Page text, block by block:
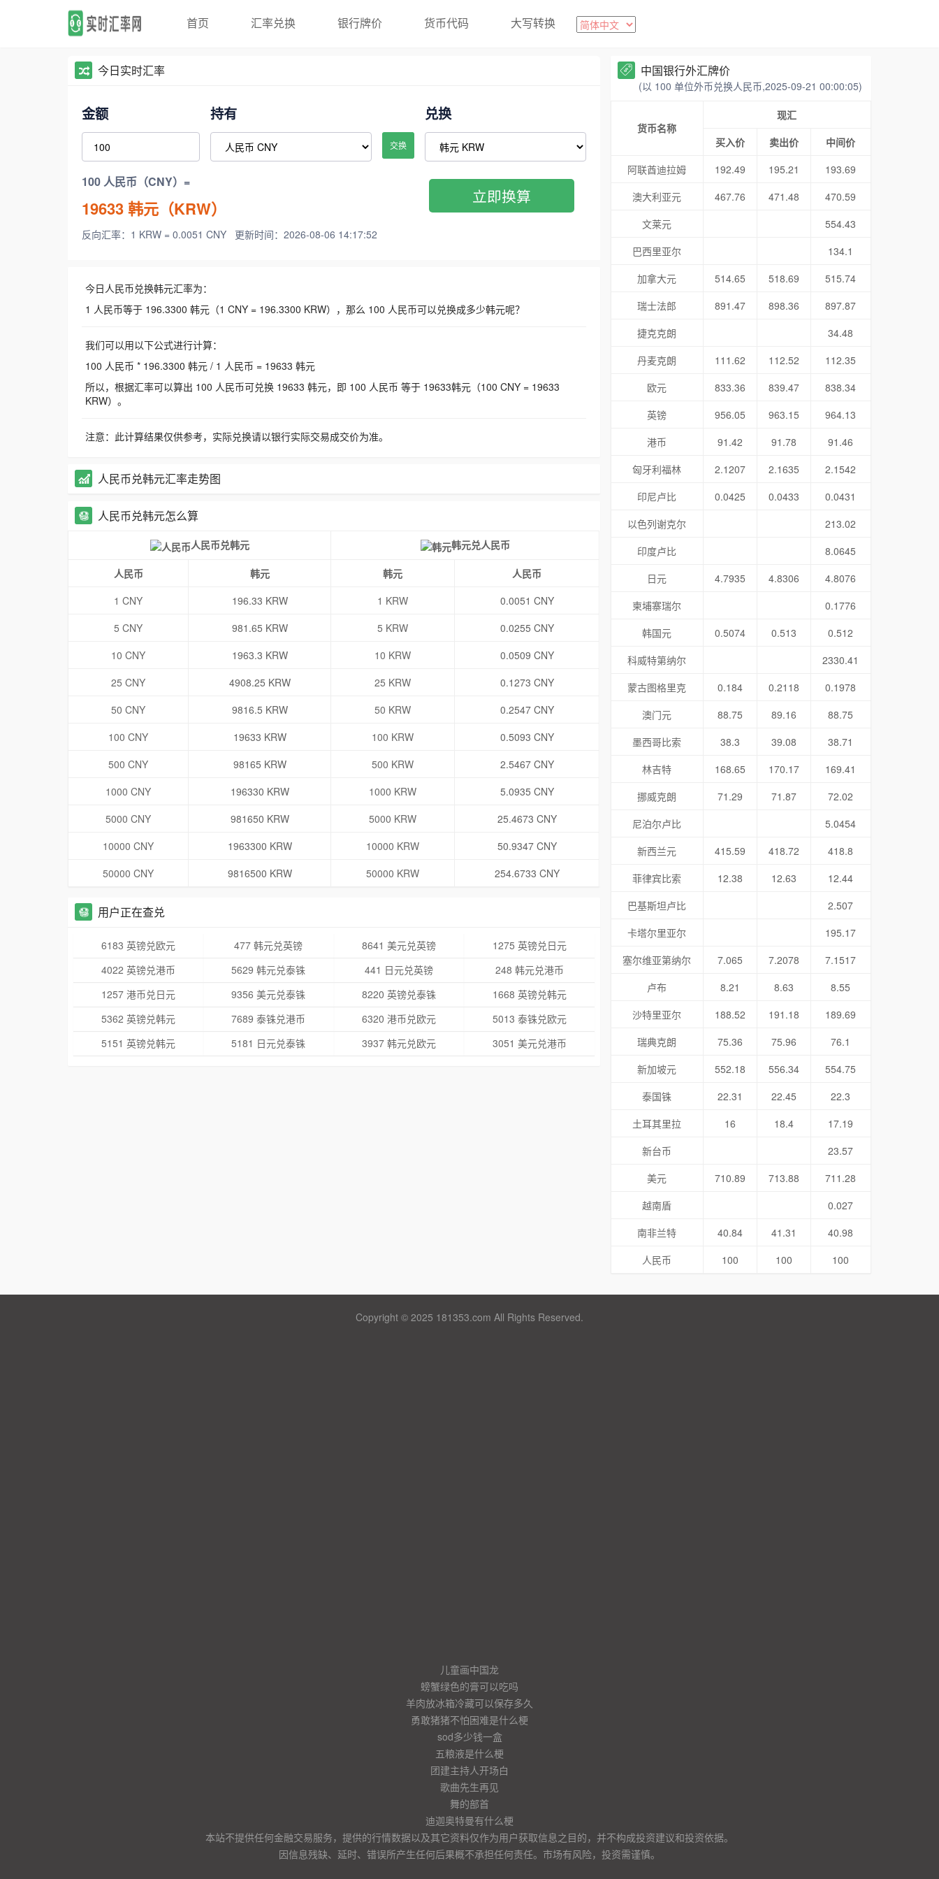
首页 汇率兑换 银行牌价 货币代码 大写转换
今日实时汇率
金额 持有
交换
兑换
100 人民币（CNY）=
19633韩元（KRW）
反向汇率：1 KRW = 0.0051 CNY 更新时间：2026-08-06 14:17:52
立即换算
今日人民币兑换韩元汇率为：
1 人民币等于 196.3300 韩元（1 CNY = 196.3300 KRW），那么 100 人民币可以兑换成多少韩元呢？
我们可以用以下公式进行计算：
100 人民币 * 196.3300 韩元 / 1 人民币 = 19633 韩元
所以，根据汇率可以算出 100 人民币可兑换 19633 韩元，即 100 人民币 等于 19633韩元（100 CNY = 19633
KRW）。
注意：此计算结果仅供参考，实际兑换请以银行实际交易成交价为准。
人民币兑韩元汇率走势图
人民币兑韩元怎么算
人民币兑韩元 韩元兑人民币
人民币 韩元 韩元
人民币
1 CNY
196.33 KRW 1 KRW
0.0051 CNY
5 CNY
981.65 KRW 5 KRW
0.0255 CNY
10 CNY
1963.3 KRW 10 KRW
0.0509 CNY
25 CNY
4908.25 KRW 25 KRW
0.1273 CNY
50 CNY
9816.5 KRW 50 KRW
0.2547 CNY
100 CNY
19633 KRW 100 KRW
0.5093 CNY
500 CNY
98165 KRW 500 KRW
2.5467 CNY
1000 CNY
196330 KRW 1000 KRW
5.0935 CNY
5000 CNY
981650 KRW 5000 KRW
25.4673 CNY
10000 CNY
1963300 KRW 10000 KRW
50.9347 CNY
50000 CNY
9816500 KRW 50000 KRW 254.6733 CNY
用户正在查兑
6183 英镑兑欧元 477 韩元兑英镑 8641 美元兑英镑
1275 英镑兑日元
4022 英镑兑港币
5629 韩元兑泰铢 441 日元兑英镑
248 韩元兑港币
1257 港币兑日元
9356 美元兑泰铢 8220 英镑兑泰铢
1668 英镑兑韩元
5362 英镑兑韩元
7689 泰铢兑港币 6320 港币兑欧元
5013 泰铢兑欧元
5151 英镑兑韩元
5181 日元兑泰铢 3937 韩元兑欧元 3051 美元兑港币
中国银行外汇牌价
(以 100 单位外币兑换人民币,2025-09-21 00:00:05)
货币名称
现汇
买入价
卖出价
中间价
阿联酋迪拉姆
192.49 195.21
193.69
澳大利亚元
467.76 471.48
470.59
文莱元
554.43
巴西里亚尔
134.1
加拿大元
514.65 518.69
515.74
瑞士法郎
891.47 898.36
897.87
捷克克朗
34.48
丹麦克朗
111.62 112.52
112.35
欧元
833.36 839.47
838.34
英镑
956.05 963.15
964.13
港币
91.42 91.78
91.46
匈牙利福林
2.1207 2.1635
2.1542
印尼卢比
0.0425 0.0433
0.0431
以色列谢克尔
213.02
印度卢比
8.0645
日元
4.7935 4.8306
4.8076
柬埔寨瑞尔
0.1776
韩国元
0.5074 0.513
0.512
科威特第纳尔
2330.41
蒙古图格里克
0.184 0.2118
0.1978
澳门元
88.75 89.16
88.75
墨西哥比索
38.3 39.08
38.71
林吉特
168.65 170.17
169.41
挪威克朗
71.29 71.87
72.02
尼泊尔卢比
5.0454
新西兰元
415.59 418.72
418.8
菲律宾比索
12.38 12.63
12.44
巴基斯坦卢比
2.507
卡塔尔里亚尔
195.17
塞尔维亚第纳尔
7.065 7.2078
7.1517
卢布
8.21 8.63
8.55
沙特里亚尔
188.52 191.18
189.69
瑞典克朗
75.36 75.96
76.1
新加坡元
552.18 556.34
554.75
泰国铢
22.31 22.45
22.3
土耳其里拉
16 18.4
17.19
新台币
23.57
美元
710.89 713.88
711.28
越南盾
0.027
南非兰特
40.84 41.31
40.98
人民币
100 100 100
Copyright © 2025 181353.com All Rights Reserved.
儿童画中国龙
螃蟹绿色的膏可以吃吗
羊肉放冰箱冷藏可以保存多久
勇敢猪猪不怕困难是什么梗
sod多少钱一盒
五粮液是什么梗
团建主持人开场白
歌曲先生再见
舞的部首
迪迦奥特曼有什么梗
本站不提供任何金融交易服务，提供的行情数据以及其它资料仅作为用户获取信息之目的，并不构成投资建议和投资依据。
因信息残缺、延时、错误所产生任何后果概不承担任何责任。市场有风险，投资需谨慎。